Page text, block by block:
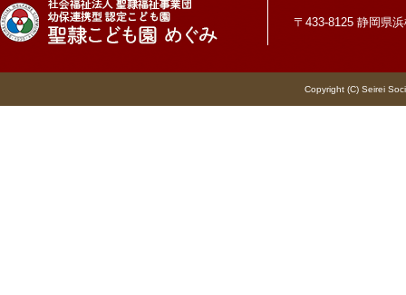
〒433-8125 静岡県
Copyright (C) Seirei